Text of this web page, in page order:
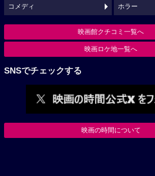
コメディ ホラー
映画館クチコミ一覧へ
映画ロケ地一覧へ
SNSでチェックする
映画の時間について